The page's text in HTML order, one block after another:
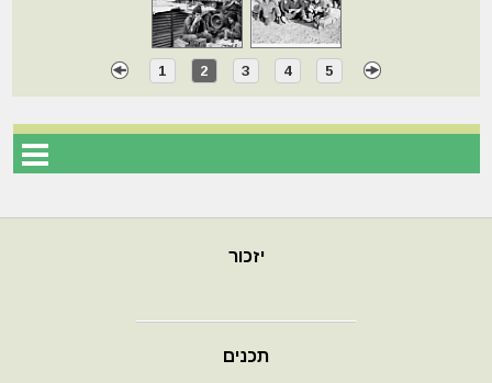
1 2 3 4 5
יזכור
תכנים